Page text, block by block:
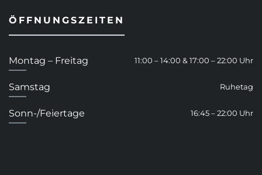
ÖFFNUNGSZEITEN
Montag – Freitag 11:00 – 14:00 & 17:00 – 22:00 Uhr
Samstag Ruhetag
Sonn-/Feiertage 16:45 – 22:00 Uhr